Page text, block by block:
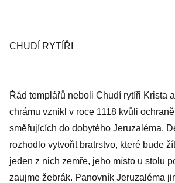
CHUDÍ RYTÍŘI
Řád templářů neboli Chudí rytíři Krista
chrámu vznikl v roce 1118 kvůli
směřujících do dobytého Jeruzaléma.
rozhodlo vytvořit bratrstvo, které bude
jeden z nich zemře, jeho místo u stolu
zaujme žebrák. Panovník Jeruzaléma